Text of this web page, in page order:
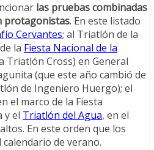
las pruebas combinadas
protagonistas. En este listado
Cervantes; al Triatlón de la
la Fiesta Nacional de la
Triatlón Cross) en General
(que este año cambió de
de Ingeniero Huergo); el
el marco de la Fiesta
y el Triatlón del Agua, en el
En este orden que los
de verano.